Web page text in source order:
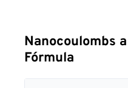
Nanocoulombs
Fórmula